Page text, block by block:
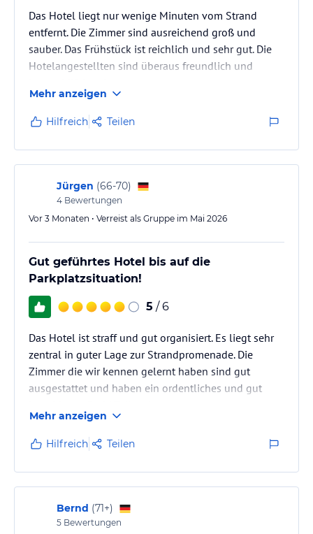
Das Hotel liegt nur wenige Minuten vom Strand
entfernt. Die Zimmer sind ausreichend groß und
sauber. Das Frühstück ist reichlich und sehr gut. Die
Hotelangestellten sind überaus freundlich und
Mehr anzeigen
Hilfreich Teilen
Jürgen (66-70)
4 Bewertungen
Vor 3 Monaten • Verreist als Gruppe im Mai 2026
Gut geführtes Hotel bis auf die
Parkplatzsituation!
5 / 6
Das Hotel ist straff und gut organisiert. Es liegt sehr
zentral in guter Lage zur Strandpromenade. Die
Zimmer die wir kennen gelernt haben sind gut
ausgestattet und haben ein ordentliches und gut
Das Frühstück ist sehr gut und hat ein tadelloses
Personal welches sehr schnell auf Nachschub und
saubere Tische achtet. Es ist immer ausreichend
Essen vorhanden. Über die Zimmerreinigung gibt es
nichts nachteiliges zu berichten.
Das Preis Leistungsverhältnis im Mai ist sehr gut.
Einen…
Mehr anzeigen
Hilfreich Teilen
Bernd (71+)
5 Bewertungen